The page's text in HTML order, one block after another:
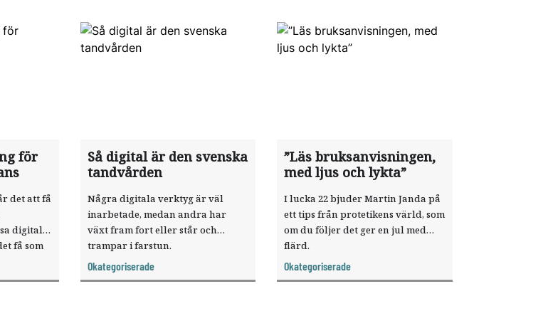
för
det att få
digitala
få som
på
Så digital är den svenska
tandvården
Några digitala verktyg är väl
inarbetade, medan andra har
växt fram fort eller står och
trampar i farstun.
Tandläkartidningen har kartlagt
hur digital den svenska
Okategoriserade
”Läs bruksanvisningen,
med ljus och lykta”
I lucka 22 bjuder Martin Janda på
ett tips från protetikens värld, som
om du följer det ger en jul med
flärd.
Okategoriserade